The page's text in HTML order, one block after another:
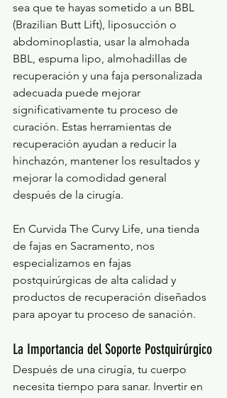
sea que te hayas sometido a un BBL
(Brazilian Butt Lift), liposucción o
abdominoplastia, usar la almohada
BBL, espuma lipo, almohadillas de
recuperación y una faja personalizada
adecuada puede mejorar
significativamente tu proceso de
curación. Estas herramientas de
recuperación ayudan a reducir la
hinchazón, mantener los resultados y
mejorar la comodidad general
después de la cirugía.
En Curvida The Curvy Life, una tienda
de fajas en Sacramento, nos
especializamos en fajas
postquirúrgicas de alta calidad y
productos de recuperación diseñados
para apoyar tu proceso de sanación.
La Importancia del Soporte Postquirúrgico
Después de una cirugía, tu cuerpo
necesita tiempo para sanar. Invertir en